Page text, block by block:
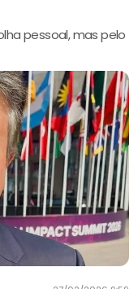
pessoal, mas pelo